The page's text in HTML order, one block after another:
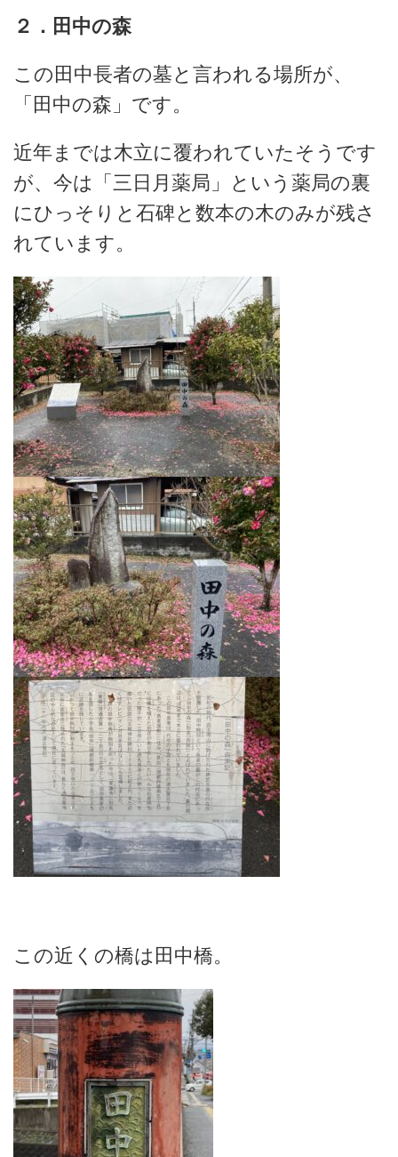
２．田中の森
この田中長者の墓と言われる場所が、
「田中の森」です。
近年までは木立に覆われていたそうです
が、今は「三日月薬局」という薬局の裏
にひっそりと石碑と数本の木のみが残さ
れています。
この近くの橋は田中橋。